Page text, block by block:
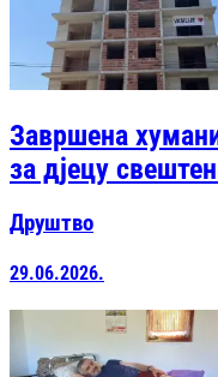
Завршена
за дјецу
Друштво
29.06.2026.